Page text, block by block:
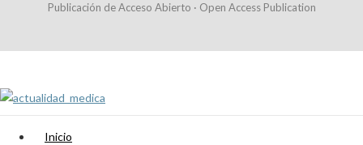
Publicación de Acceso Abierto · Open Access Publication
Inicio